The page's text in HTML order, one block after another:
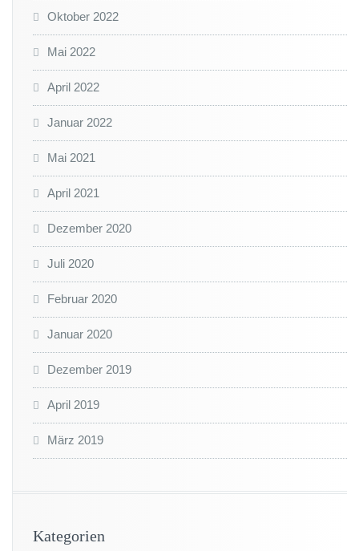
Oktober 2022
Mai 2022
April 2022
Januar 2022
Mai 2021
April 2021
Dezember 2020
Juli 2020
Februar 2020
Januar 2020
Dezember 2019
April 2019
März 2019
Kategorien